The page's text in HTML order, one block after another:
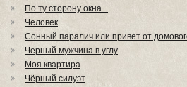
По ту сторону окна...
Человек
Сонный паралич или привет от
Черный мужчина в углу
Моя квартира
Чёрный силуэт